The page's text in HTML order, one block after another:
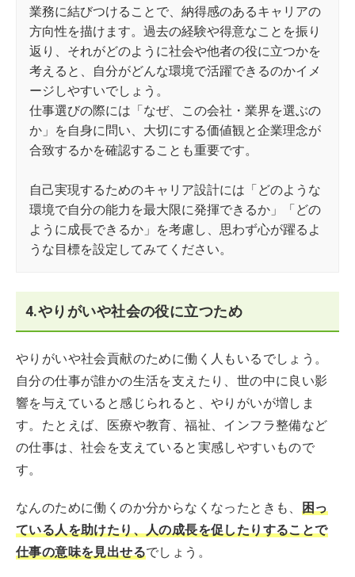
業務に結びつけることで、納得感のあるキャリアの
方向性を描けます。過去の経験や得意なことを振り
返り、それがどのように社会や他者の役に立つかを
考えると、自分がどんな環境で活躍できるのかイメ
ージしやすいでしょう。
仕事選びの際には「なぜ、この会社・業界を選ぶの
か」を自身に問い、大切にする価値観と企業理念が
合致するかを確認することも重要です。
自己実現するためのキャリア設計には「どのような
環境で自分の能力を最大限に発揮できるか」「どの
ように成長できるか」を考慮し、思わず心が躍るよ
うな目標を設定してみてください。
4.やりがいや社会の役に立つため
やりがいや社会貢献のために働く人もいるでしょう。
自分の仕事が誰かの生活を支えたり、世の中に良い影
響を与えていると感じられると、やりがいが増しま
す。たとえば、医療や教育、福祉、インフラ整備など
の仕事は、社会を支えていると実感しやすいもので
す。
なんのために働くのか分からなくなったときも、 困っ
ている人を助けたり、人の成長を促したりすることで
仕事の意味を見出せるでしょう。